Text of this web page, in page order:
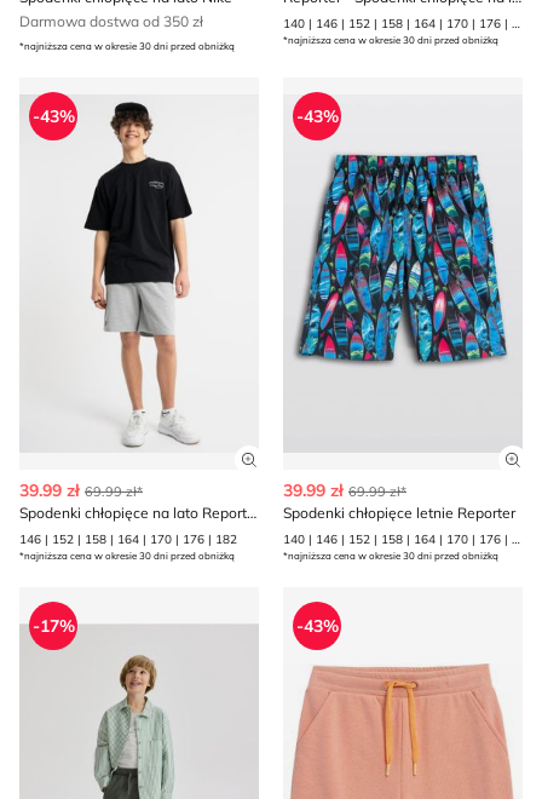
Darmowa dostwa od 350 zł
*najniższa cena w okresie 30 dni przed obniżką
140 | 146 | 152 | 158 | 164 | 170 | 176 | 182 | 188
*najniższa cena w okresie 30 dni przed obniżką
Spodenki chłopięce na lato Reporter
-43%
Zobacz szczegóły produktu
39.99 zł 69.99 zł*
Spodenki chłopięce na lato Reporter
146 | 152 | 158 | 164 | 170 | 176 | 182
*najniższa cena w okresie 30 dni przed obniżką
Spodenki chłopięce letnie
-43%
39.99 zł 69.99 zł*
Spodenki chłopięce letnie Reporter
140 | 146 | 152 | 158 | 164 | 170 | 176 | 182
*najniższa cena w okresie 30 dni przed obniżką
Spodenki chłopięce na lato Reserved
-17%
Spodenki chłopięce na lato
-43%